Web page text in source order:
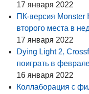
17 января 2022
ПК-версия Monster
второго места в
17 января 2022
Dying Light 2,
поиграть в
16 января 2022
Коллаборация с